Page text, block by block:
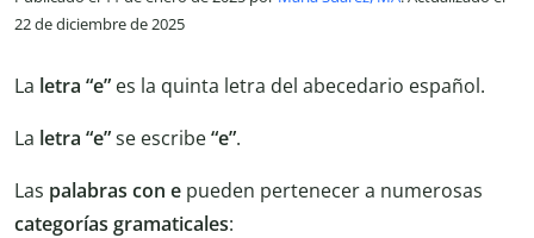
22 de diciembre de 2025
La letra “e” es la quinta letra del abecedario español.
La letra “e”se escribe“e”.
Las palabras con e pueden pertenecer a numerosas
categorías gramaticales: